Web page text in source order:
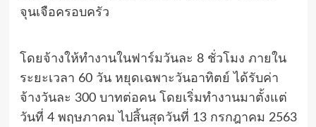
จุนเจือครอบครัว
โดยจ้างให้ทำงานในฟาร์มวันละ 8 ชั่วโมง ภายใน
ระยะเวลา 60 วัน หยุดเฉพาะวันอาทิตย์ ได้รับค่า
จ้างวันละ 300 บาทต่อคน โดยเริ่มทำงานมาตั้งแต่
วันที่ 4 พฤษภาคม ไปสิ้นสุดวันที่ 13 กรกฎาคม 2563